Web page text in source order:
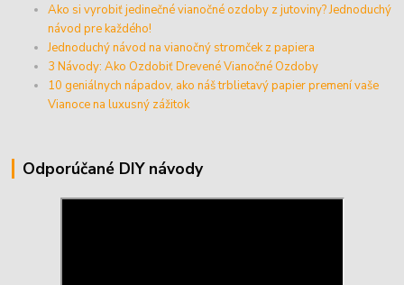
Ako si vyrobiť jedinečné vianočné ozdoby z jutoviny? Jednoduchý
návod pre každého!
Jednoduchý návod na vianočný stromček z papiera
3 Návody: Ako Ozdobiť Drevené Vianočné Ozdoby
10 geniálnych nápadov, ako náš trblietavý papier premení vaše
Vianoce na luxusný zážitok
Odporúčané DIY návody